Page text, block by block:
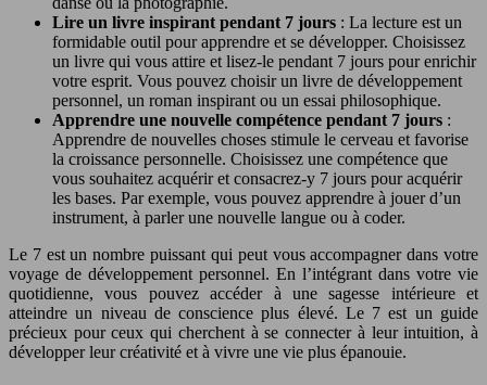
Lire un livre inspirant pendant 7 jours : La lecture est un
formidable outil pour apprendre et se développer. Choisissez
un livre qui vous attire et lisez-le pendant 7 jours pour enrichir
votre esprit. Vous pouvez choisir un livre de développement
personnel, un roman inspirant ou un essai philosophique.
Apprendre une nouvelle compétence pendant 7 jours :
Apprendre de nouvelles choses stimule le cerveau et favorise
la croissance personnelle. Choisissez une compétence que
vous souhaitez acquérir et consacrez-y 7 jours pour acquérir
les bases. Par exemple, vous pouvez apprendre à jouer d’un
instrument, à parler une nouvelle langue ou à coder.
Le 7 est un nombre puissant qui peut vous accompagner dans votre
voyage de développement personnel. En l’intégrant dans votre vie
quotidienne, vous pouvez accéder à une sagesse intérieure et
atteindre un niveau de conscience plus élevé. Le 7 est un guide
précieux pour ceux qui cherchent à se connecter à leur intuition, à
développer leur créativité et à vivre une vie plus épanouie.